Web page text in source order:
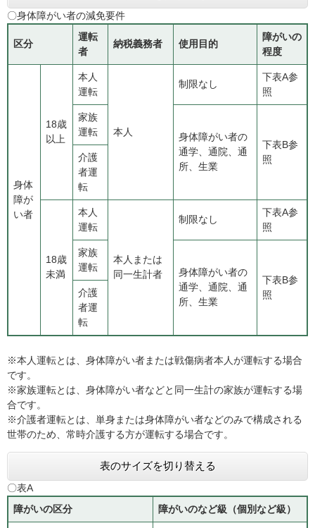
〇身体障がい者の減免要件
区分
運転
者
納税義務者 使用目的
障がいの
程度
身体
障が
い者
18歳
以上
本人
運転
本人
制限なし
下表A参
照
家族
運転
身体障がい者の
通学、通院、通
所、生業
下表B参
照
介護
者運
転
18歳
未満
本人
運転
本人または
同一生計者
制限なし
下表A参
照
家族
運転
身体障がい者の
通学、通院、通
所、生業
下表B参
照
介護
者運
転
※本人運転とは、身体障がい者または戦傷病者本人が運転する場合
です。
※家族運転とは、身体障がい者などと同一生計の家族が運転する場
合です。
※介護者運転とは、単身または身体障がい者などのみで構成される
世帯のため、常時介護する方が運転する場合です。
表のサイズを切り替える
〇表A
障がいの区分
障がいのなど級（個別など級）